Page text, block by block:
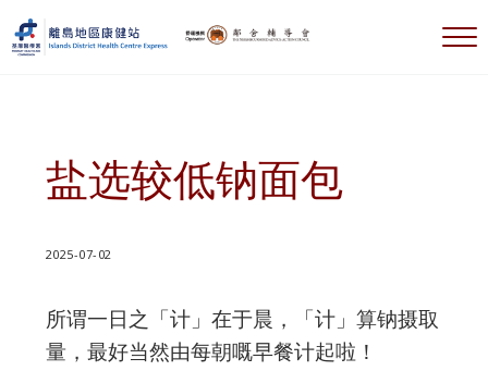
跳到主要内容
跳到标题右侧导航
跳到标题导航后
跳到网站页脚
选
盐选较低钠面包
2025-07-02
所谓一日之「计」在于晨，「计」算钠摄取
量，最好当然由每朝嘅早餐计起啦！